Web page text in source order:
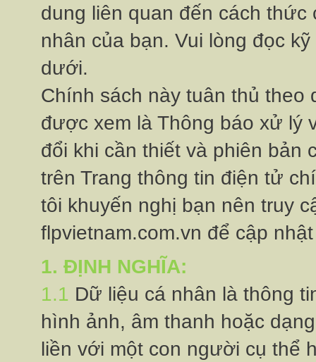
dung liên quan đến cách
nhân của bạn. Vui lòng đọc
dưới.
Chính sách này tuân thủ theo
được xem là Thông báo xử lý
đổi khi cần thiết và phiên bản
trên Trang thông tin điện tử
tôi khuyến nghị bạn nên truy
flpvietnam.com.vn để cập
1. ĐỊNH NGHĨA:
1.1 Dữ liệu cá nhân là thông
hình ảnh, âm thanh hoặc
liền với một con người cụ thể